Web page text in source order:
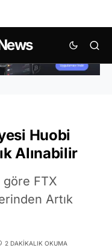
Huobi
Alınabilir
göre FTX
Artık
2 DAKIKALIK OKUMA